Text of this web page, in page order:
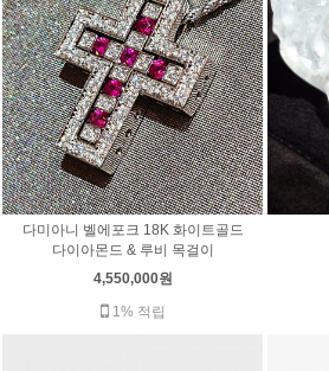
다미아니 벨에포크 18K 화이트골드
다이아몬드 & 루비 목걸이
4,550,000원
1% 적립